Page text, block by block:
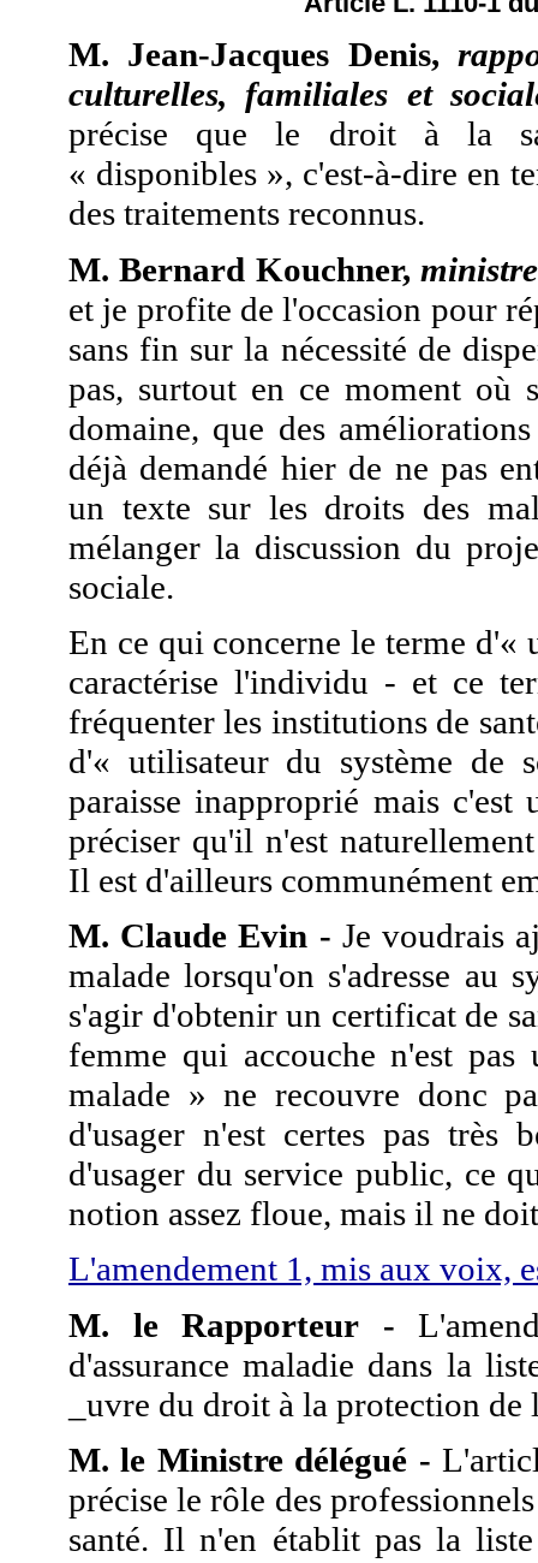
M. Jean-Jacques Denis,
culturelles, familiales et
précise que le droit à la
« disponibles », c'est-à-dire en
des traitements reconnus.
M. Bernard Kouchner,
et je profite de l'occasion pour
sans fin sur la nécessité de
pas, surtout en ce moment où
domaine, que des
déjà demandé hier de ne pas
un texte sur les droits des
mélanger la discussion du
sociale.
En ce qui concerne le terme
caractérise l'individu - et ce
fréquenter les institutions de
d'« utilisateur du système de
paraisse inapproprié mais c'est
préciser qu'il n'est
Il est d'ailleurs communément
M. Claude Evin - Je voudrais
malade lorsqu'on s'adresse au
s'agir d'obtenir un certificat de
femme qui accouche n'est pas
malade » ne recouvre donc
d'usager n'est certes pas
d'usager du service public, ce
notion assez floue, mais il ne
L'amendement 1, mis aux voix,
M. le Rapporteur -
d'assurance maladie dans la
_uvre du droit à la protection de
M. le Ministre délégué -
précise le rôle des
santé. Il n'en établit pas la